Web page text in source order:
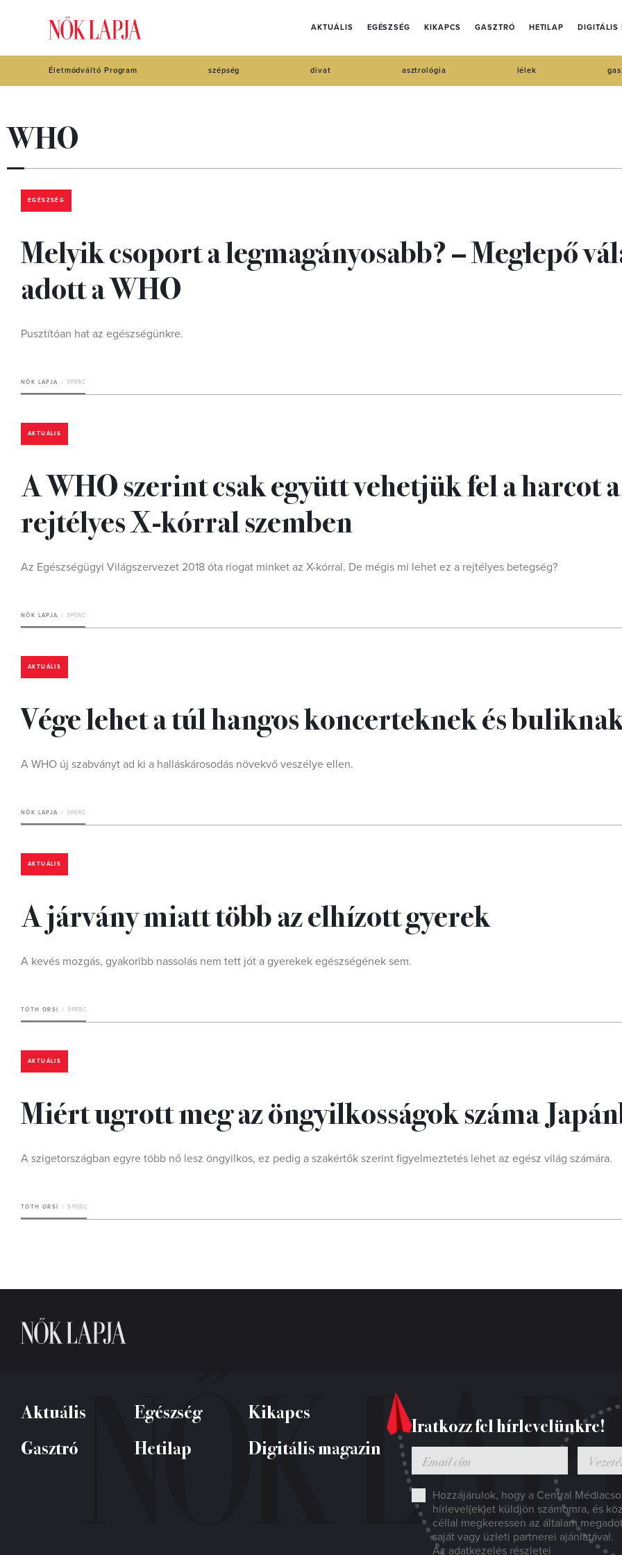
AKTUÁLIS EGÉSZSÉG KIKAPCS GASZTRÓ HETILAP DIGITÁLIS
Életmódváltó Program szépség divat asztrológia lélek
WHO
EGÉSZSÉG
Melyik csoport a legmagányosabb? – Meglepő
adott a WHO
Pusztítóan hat az egészségünkre.
NŐK LAPJA 3 PERC
AKTUÁLIS
A WHO szerint csak együtt vehetjük fel a harcot a
rejtélyes X-kórral szemben
Az Egészségügyi Világszervezet 2018 óta riogat minket az X-kórral. De mégis mi lehet ez a rejtélyes betegség?
NŐK LAPJA 3 PERC
AKTUÁLIS
Vége lehet a túl hangos koncerteknek és
A WHO új szabványt ad ki a halláskárosodás növekvő veszélye ellen.
NŐK LAPJA 3 PERC
AKTUÁLIS
A járvány miatt több az elhízott gyerek
A kevés mozgás, gyakoribb nassolás nem tett jót a gyerekek egészségének sem.
TÓTH ORSI 3 PERC
AKTUÁLIS
Miért ugrott meg az öngyilkosságok száma
A szigetországban egyre több nő lesz öngyilkos, ez pedig a szakértők szerint figyelmeztetés lehet az egész világ számára.
TÓTH ORSI 5 PERC
Aktuális Egészség
Kikapcs
Gasztró
Hetilap Digitális magazin
Iratkozz fel hírlevelünkre!
Hozzájárulok, hogy a Central
hírlevel(ek)et küldjön számomra, és
céllal megkeressen az általam
saját vagy üzleti partnerei ajánlatával.
Az adatkezelés részletei